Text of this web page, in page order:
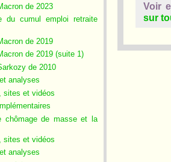
de 2023
du cumul emploi retraite
de 2019
de 2019 (suite 1)
de 2010
analyses
sites et vidéos
chômage de masse et la
sites et vidéos
analyses
Voir
sur